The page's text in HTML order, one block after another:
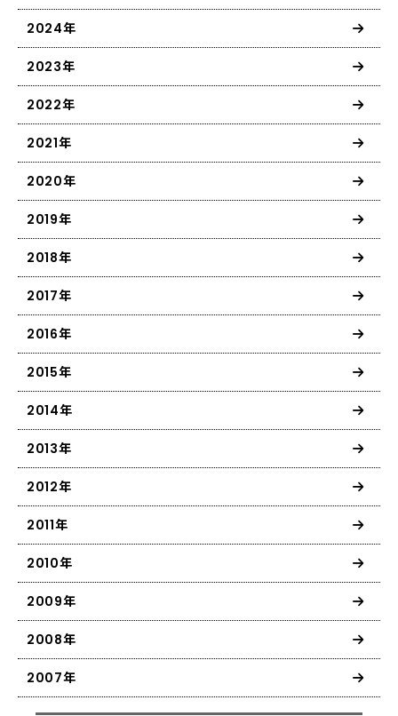
2024年
2023年
2022年
2021年
2020年
2019年
2018年
2017年
2016年
2015年
2014年
2013年
2012年
2011年
2010年
2009年
2008年
2007年